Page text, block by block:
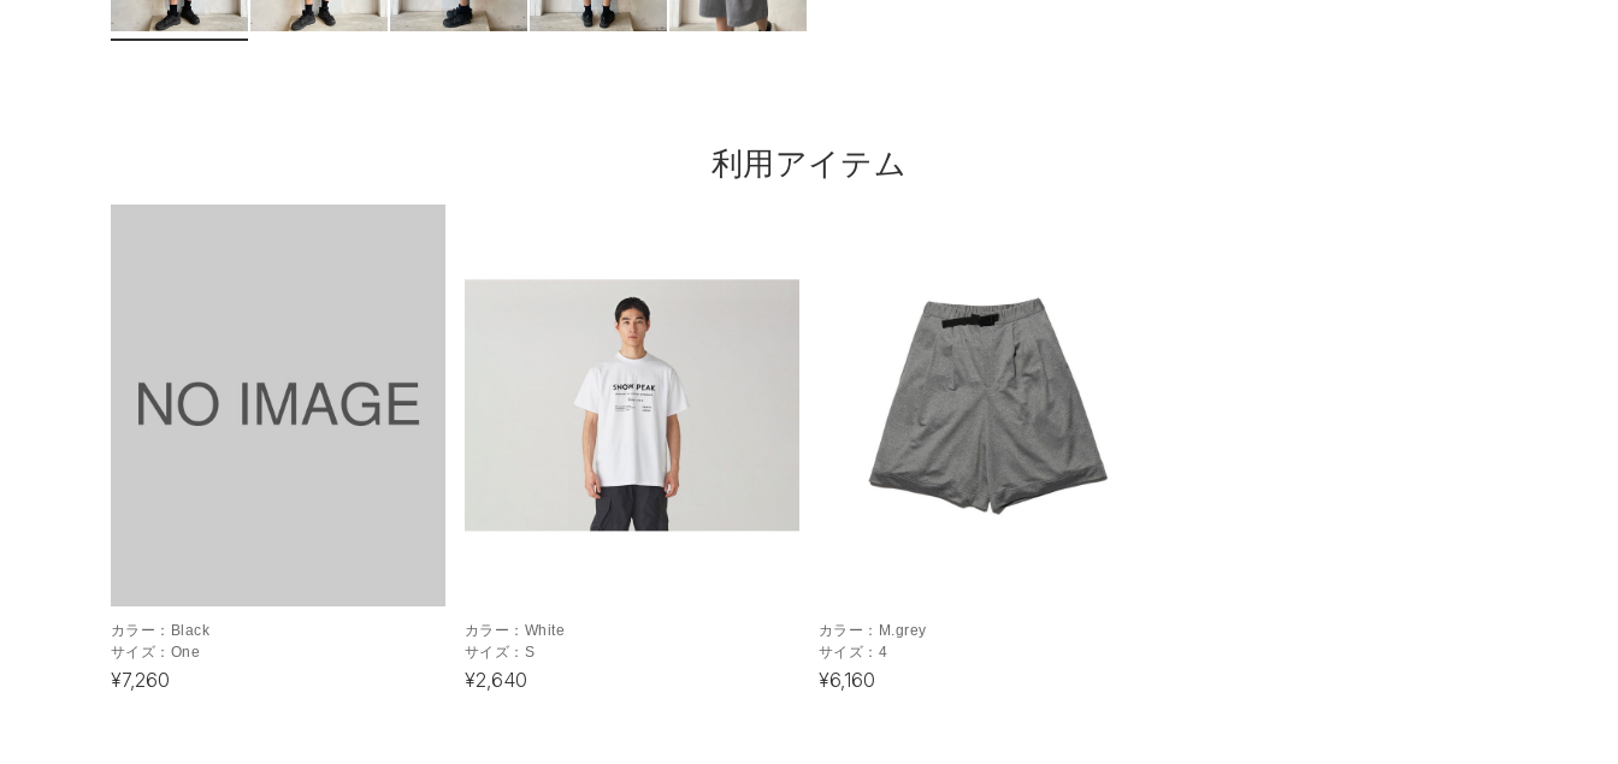
利用アイテム
カラー： Black
サイズ： One
¥7,260
カラー： White
サイズ： S
¥2,640
カラー： M.grey
サイズ： 4
¥6,160